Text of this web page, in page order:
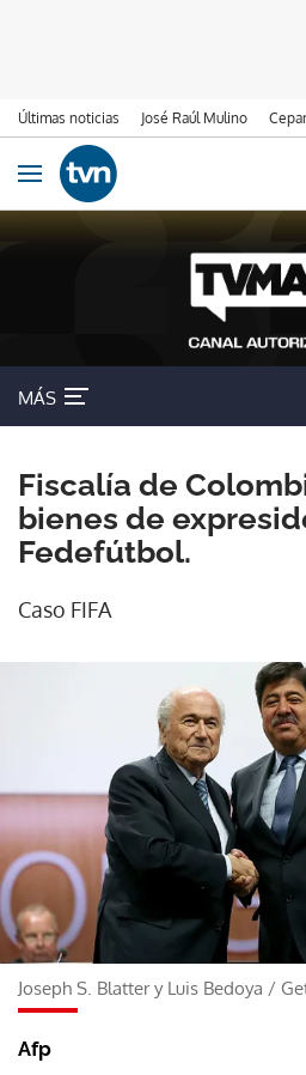
Últimas noticias José Raúl Mulino
Ir al contenido
Obrir navegació
MÁS
Fiscalía de
bienes de
Fedefútbol.
Caso FIFA
Joseph S. Blatter y Luis Bedoya /
Afp